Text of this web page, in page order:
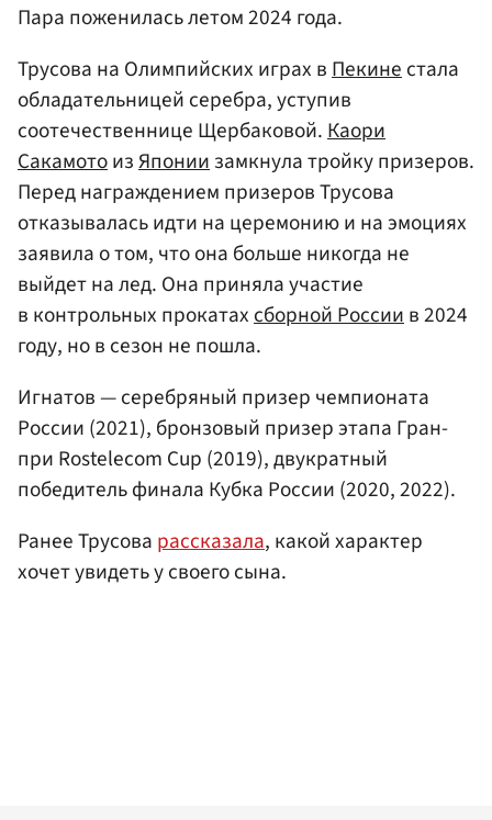
Пара поженилась летом 2024 года.
Трусова на Олимпийских играх вПекинестала
обладательницей серебра, уступив
соотечественнице Щербаковой.Каори
СакамотоизЯпониизамкнула тройку призеров.
Перед награждением призеров Трусова
отказывалась идти на церемонию и на эмоциях
заявила о том, что она больше никогда не
выйдет на лед. Она приняла участие
в контрольных прокатахсборной Россиив 2024
году, но в сезон не пошла.
Игнатов — серебряный призер чемпионата
России (2021), бронзовый призер этапа Гран-
при Rostelecom Cup (2019), двукратный
победитель финала Кубка России (2020, 2022).
Ранее Трусова рассказала, какой характер
хочет увидеть у своего сына.